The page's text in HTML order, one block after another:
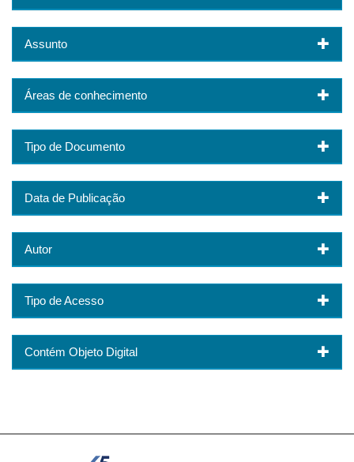
Assunto
Áreas de conhecimento
Tipo de Documento
Data de Publicação
Autor
Tipo de Acesso
Contém Objeto Digital